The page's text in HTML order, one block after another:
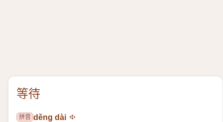
等待
拼音 děng dài